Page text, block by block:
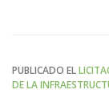
PUBLICADO EL
DE LA